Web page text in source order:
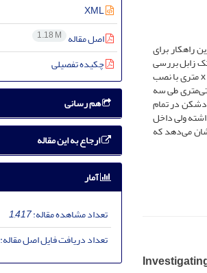
راهکار برای
از درختان گز در منطقۀ نیاتک زابل بررسی
شد. سرعت باد و رسوبات بادی در بالادست بادشکن در 100- = x متری، داخل بادشکن در 256 = x متری و پایین‌دست بادشکن در 448 = x متری با نصب
570 و 700 سانتی‌متری و رسوب‌گیرهایی در ارتفاعات 20، 35، 80، 140، 300، 550 و 700 سانتی‌متری طی سه
بادشکن در تمام
ولی داخل
بادشکن نشان می‌دهد که
XML
اصل مقاله 1.18 M
چکیده تفصیلی
هم رسانی
ارجاع به این مقاله
آمار
تعداد مشاهده مقاله:1,417
تعداد دریافت فایل اصل